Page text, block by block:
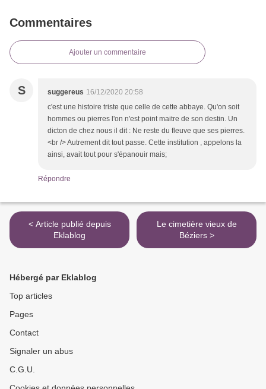
Commentaires
Ajouter un commentaire
S suggereus 16/12/2020 20:58
c'est une histoire triste que celle de cette abbaye. Qu'on soit
hommes ou pierres l'on n'est point maitre de son destin. Un
dicton de chez nous il dit : Ne reste du fleuve que ses pierres.
<br /> Autrement dit tout passe. Cette institution , appelons la
ainsi, avait tout pour s'épanouir mais;
Répondre
< Article publié depuis
Eklablog
Le cimetière vieux de
Béziers >
Hébergé par Eklablog
Top articles
Pages
Contact
Signaler un abus
C.G.U.